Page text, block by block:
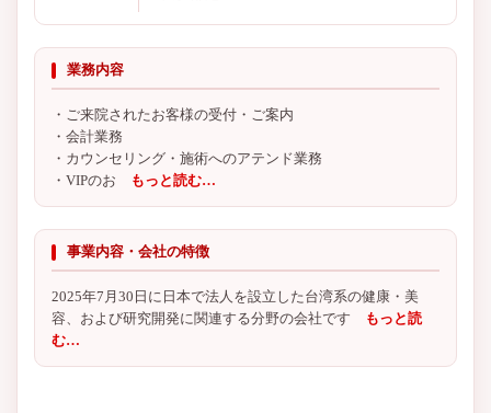
業務内容
・ご来院されたお客様の受付・ご案内
・会計業務
・カウンセリング・施術へのアテンド業務
・VIPのお もっと読む…
事業内容・会社の特徴
2025年7月30日に日本で法人を設立した台湾系の健康・美
容、および研究開発に関連する分野の会社です もっと読
む…